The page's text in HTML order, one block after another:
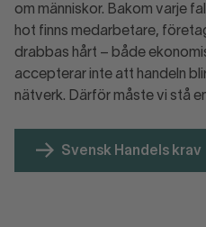
om människor. Bakom varje
hot finns medarbetare,
drabbas hårt – både
accepterar inte att handeln
nätverk. Därför måste vi stå
Svensk Handels krav